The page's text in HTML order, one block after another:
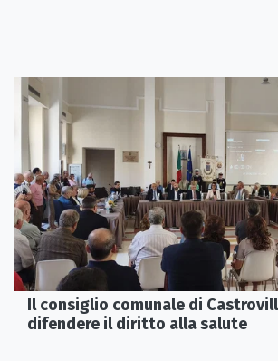
Il consiglio comunale di
difendere il diritto alla salute